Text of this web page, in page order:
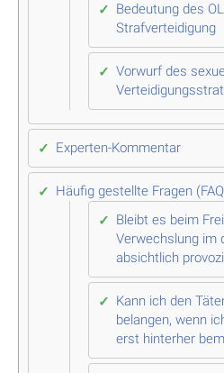
Bedeutung des
Strafverteidigung
Vorwurf des
Experten-Kommentar
Häufig gestellte Fragen
Bleibt es beim
Verwechslung im
absichtlich
Kann ich den
belangen, wenn
erst hinterher